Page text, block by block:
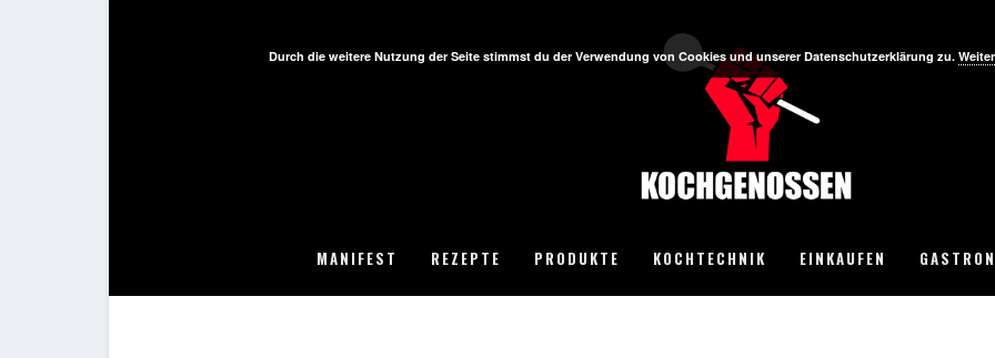
MANIFEST REZEPTE PRODUKTE KOCHTECHNIK EINKAUFEN
Durch die weitere Nutzung der Seite stimmst du der Verwendung von Cookies und unserer Datenschutzerklärung zu.